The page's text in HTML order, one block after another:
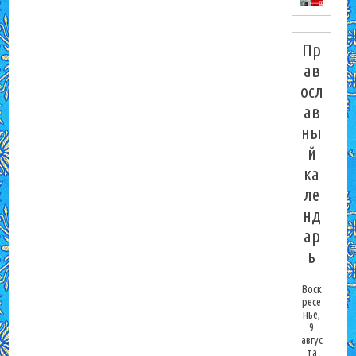
Пр
ав
осл
ав
ны
й
ка
ле
нд
ар
ь
Воск
ресе
нье,
9
авгус
та